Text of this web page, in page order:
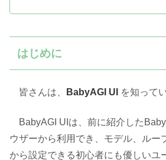
はじめに
皆さんは、 BabyAGI UI を知って
BabyAGI UIは、前に紹介した
ウザーから利用でき、モデル、ルー
から設定できる初心者にも優しいユ